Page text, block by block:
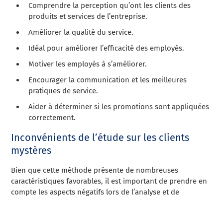
Comprendre la perception qu’ont les clients des
produits et services de l’entreprise.
Améliorer la qualité du service.
Idéal pour améliorer l’efficacité des employés.
Motiver les employés à s’améliorer.
Encourager la communication et les meilleures
pratiques de service.
Aider à déterminer si les promotions sont appliquées
correctement.
Inconvénients de l’étude sur les clients
mystères
Bien que cette méthode présente de nombreuses
caractéristiques favorables, il est important de prendre en
compte les aspects négatifs lors de l’analyse et de